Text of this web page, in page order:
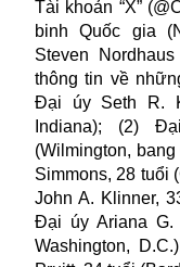
Tài khoản “X”
binh Quốc gia
Steven
thông tin về
Đại úy Seth R.
Indiana); (2)
(Wilmington,
Simmons, 28 tuổi
John A. Klinner,
Đại úy Ariana G.
Washington,